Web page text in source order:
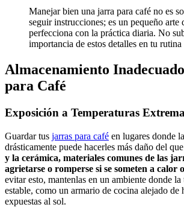
Manejar bien una jarra para café no es
seguir instrucciones; es un pequeño arte
perfecciona con la práctica diaria. No
importancia de estos detalles en tu rutina
Almacenamiento
para Café
Exposición a Temperaturas
Guardar tus jarras para café en lugares donde
drásticamente puede hacerles más daño del
y la cerámica, materiales comunes de las
agrietarse o romperse si se someten a calor
evitar esto, mantenlas en un ambiente donde la
estable, como un armario de cocina alejado de
expuestas al sol.